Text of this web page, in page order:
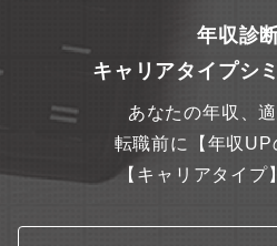
年収診
キャリアタイプシ
あなたの年収、
転職前に【年収UP
【キャリアタイプ